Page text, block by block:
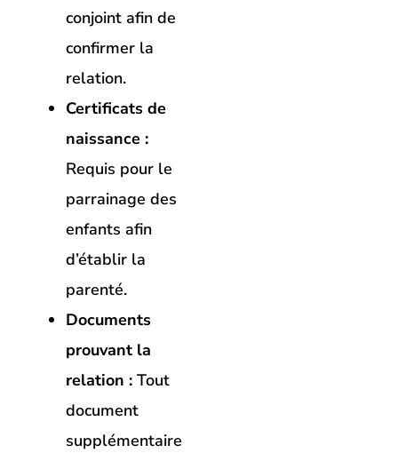
conjoint afin de
confirmer la
relation.
Certificats de
naissance :
Requis pour le
parrainage des
enfants afin
d’établir la
parenté.
Documents
prouvant la
relation : Tout
document
supplémentaire